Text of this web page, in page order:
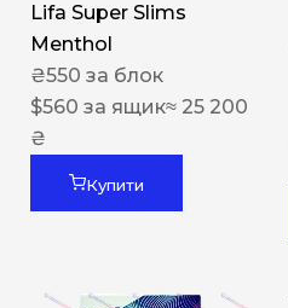
Lifa Super Slims
Menthol
₴550 за блок
$560 за ящик≈ 25 200
₴
Купити